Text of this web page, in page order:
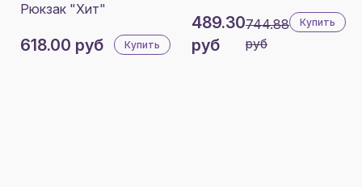
Рюкзак "Хит"
618.00 руб Купить
489.30
руб
744.88
руб
Купить